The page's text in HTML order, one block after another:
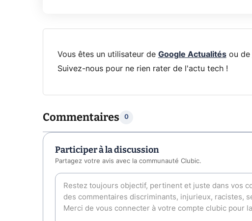
Vous êtes un utilisateur de Google Actualitésou de
Suivez-nous pour ne rien rater de l'actu tech !
Commentaires 0
Participer à la discussion
Partagez votre avis avec la communauté Clubic.